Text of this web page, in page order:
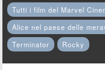
Tutti i film del Marvel
Alice nel paese delle
Terminator
Rocky